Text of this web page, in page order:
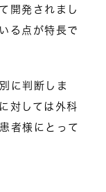
開発されまし
る点が特長で
に判断しま
対しては外科
者様にとって